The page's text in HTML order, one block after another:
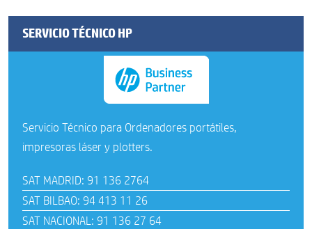
SERVICIO TÉCNICO HP
Servicio Técnico para Ordenadores portátiles,
impresoras láser y plotters.
SAT MADRID: 91 136 2764
SAT BILBAO: 94 413 11 26
SAT NACIONAL: 91 136 27 64